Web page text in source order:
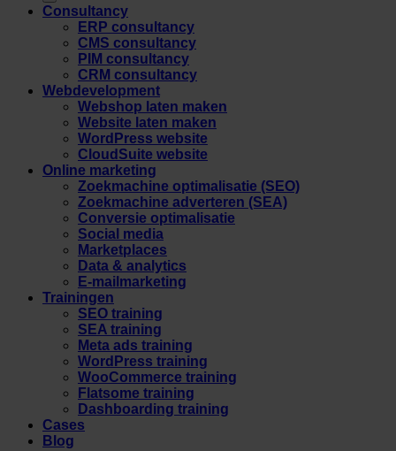
Consultancy
ERP consultancy
CMS consultancy
PIM consultancy
CRM consultancy
Webdevelopment
Webshop laten maken
Website laten maken
WordPress website
CloudSuite website
Online marketing
Zoekmachine optimalisatie (SEO)
Zoekmachine adverteren (SEA)
Conversie optimalisatie
Social media
Marketplaces
Data & analytics
E-mailmarketing
Trainingen
SEO training
SEA training
Meta ads training
WordPress training
WooCommerce training
Flatsome training
Dashboarding training
Cases
Blog